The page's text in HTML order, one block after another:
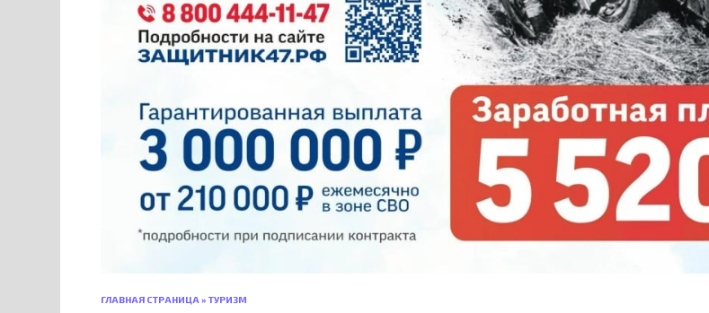
ГЛАВНАЯ СТРАНИЦА»ТУРИЗМ